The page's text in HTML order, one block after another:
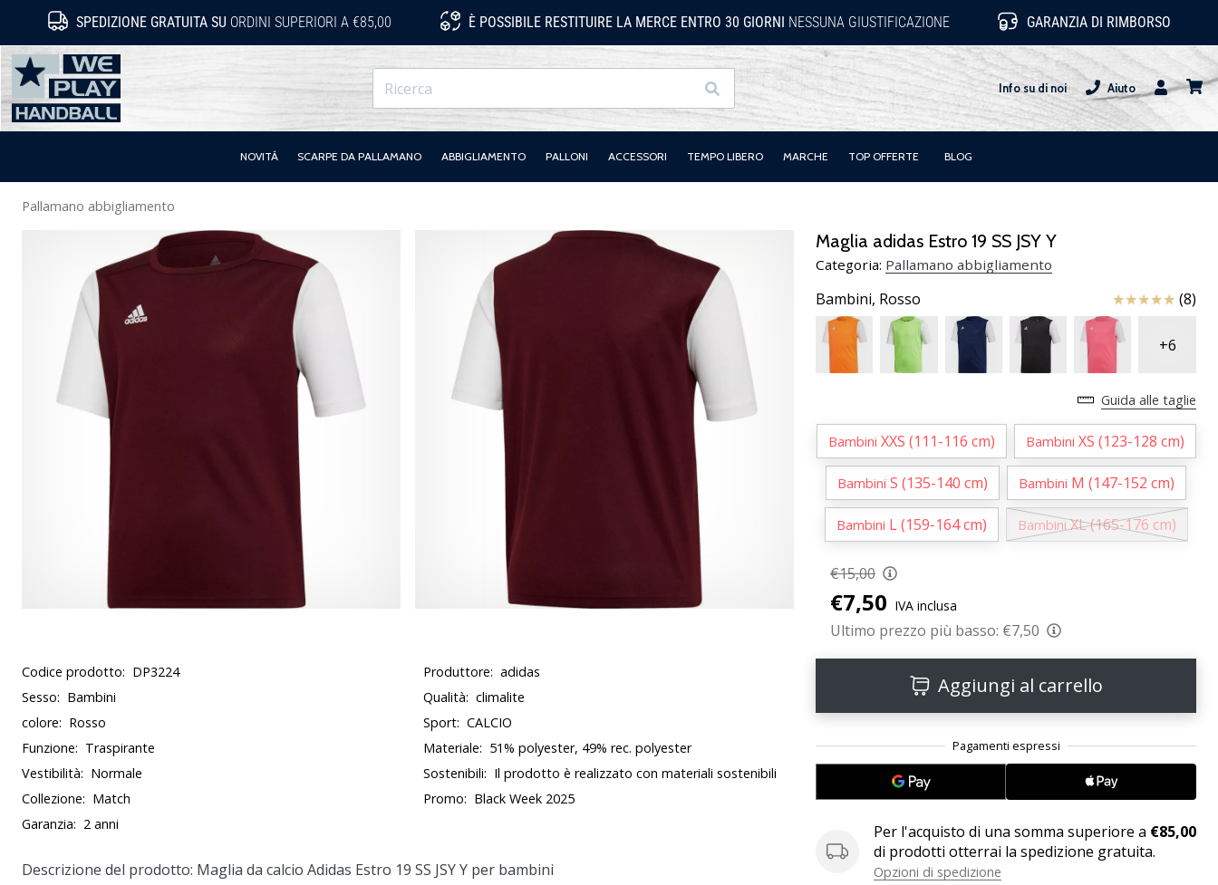
SPEDIZIONE GRATUITA SU ORDINI SUPERIORI A €85,00 È POSSIBILE RESTITUIRE LA MERCE ENTRO 30 GIORNI NESSUNA GIUSTIFICAZIONE GARANZIA DI RIMBORSO
WePlayHandball.it
Ricerca Info su di noi
Aiuto
Utente
NOVITÁ SCARPE DA PALLAMANO ABBIGLIAMENTO PALLONI ACCESSORI TEMPO LIBERO MARCHE TOP OFFERTE BLOG
Pallamano abbigliamento
Maglia adidas Estro 19 SS JSY Y
Categoria: Pallamano abbigliamento
Bambini, Rosso Recensioni(8)
+6
Guida alle taglie
Bambini XXS (111-116 cm) Bambini XS (123-128 cm)
Bambini S (135-140 cm) Bambini M (147-152 cm)
Bambini L (159-164 cm) Bambini XL (165-176 cm)
€15,00
€7,50 IVA inclusa
Ultimo prezzo più basso: €7,50
Aggiungi al carrello
Per l'acquisto di una somma superiore a €85,00
di prodotti otterrai la spedizione gratuita.
Opzioni di spedizione
Codice prodotto: DP3224 Produttore: adidas
Sesso: Bambini Qualità: climalite
colore: Rosso Sport: CALCIO
Funzione: Traspirante Materiale: 51% polyester, 49% rec. polyester
Vestibilità: Normale Sostenibili: Il prodotto è realizzato con materiali sostenibili
Collezione: Match Promo: Black Week 2025
Garanzia: 2 anni
Descrizione del prodotto: Maglia da calcio Adidas Estro 19 SS JSY Y per bambini